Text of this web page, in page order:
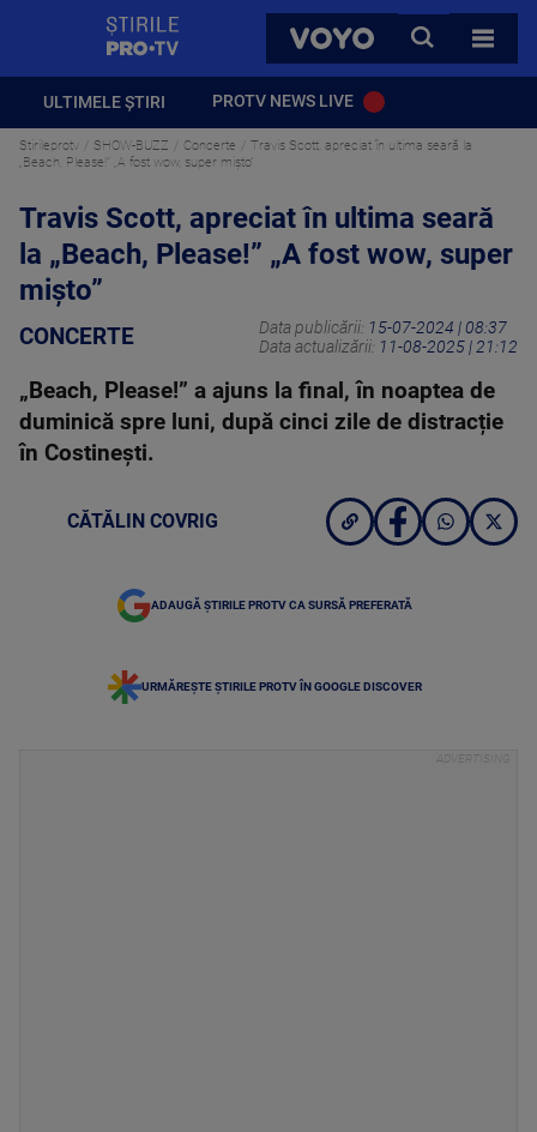
VOYO
CAUTA
TOATE
ULTIMELE ȘTIRI PROTV NEWS LIVE
Stirileprotv SHOW-BUZZ Concerte
Travis Scott, apreciat în ultima seară la
„Beach, Please!” „A fost wow, super mișto”
Travis Scott, apreciat în ultima seară
la „Beach, Please!” „A fost wow, super
mișto”
CONCERTE Data publicării: 15-07-2024 | 08:37
Data actualizării: 11-08-2025 | 21:12
„Beach, Please!” a ajuns la final, în noaptea de
duminică spre luni, după cinci zile de distracție
în Costinești.
CĂTĂLIN COVRIG
ADAUGĂ ȘTIRILE PROTV CA SURSĂ PREFERATĂ
URMĂREȘTE ȘTIRILE PROTV ÎN GOOGLE DISCOVER